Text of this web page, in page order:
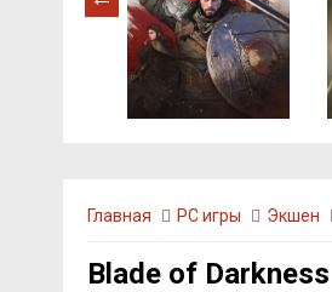
Главная PC игры Экшен
Blade of Darkness